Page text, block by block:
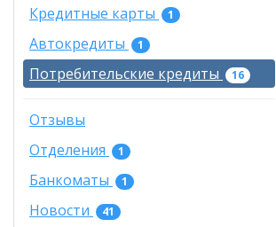
Кредитные карты 1
Автокредиты 1
Потребительские кредиты 16
Отзывы
Отделения
1
Банкоматы 1
Новости 41